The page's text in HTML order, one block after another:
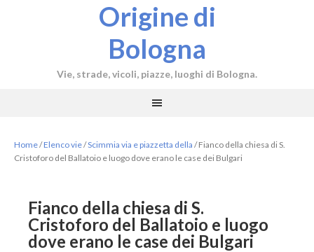
Origine di
Bologna
Vie, strade, vicoli, piazze, luoghi di Bologna.
Home/Elenco vie/Scimmia via e piazzetta della /Fianco della chiesa di S.
Cristoforo del Ballatoio e luogo dove erano le case dei Bulgari
Fianco della chiesa di S.
Cristoforo del Ballatoio e luogo
dove erano le case dei Bulgari